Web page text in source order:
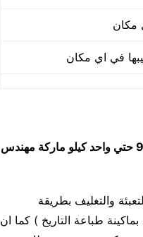
موديل 903 حتي واحد كيلو ماركة مهندس
التعبئة والتغليف بطريقة
طباعة التاريخ ) كما ان